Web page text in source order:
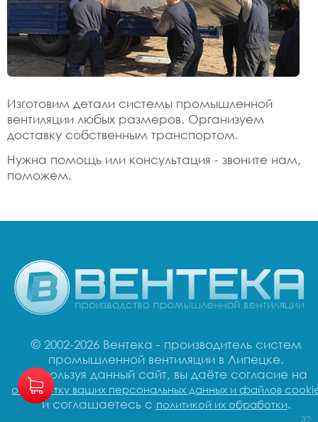
Изготовим детали системы промышленной
вентиляции любых размеров. Организуем
доставку собственным транспортом.
Нужна помощь или консультация - звоните нам,
поможем.
© 2002-2026 Вентека - производитель систем
промышленной вентиляции в Липецке.
Используя данный сайт, вы даёте согласие на
обработку ваших персональных данных и файлов
и соглашаетесь с политикой их обработки.
32